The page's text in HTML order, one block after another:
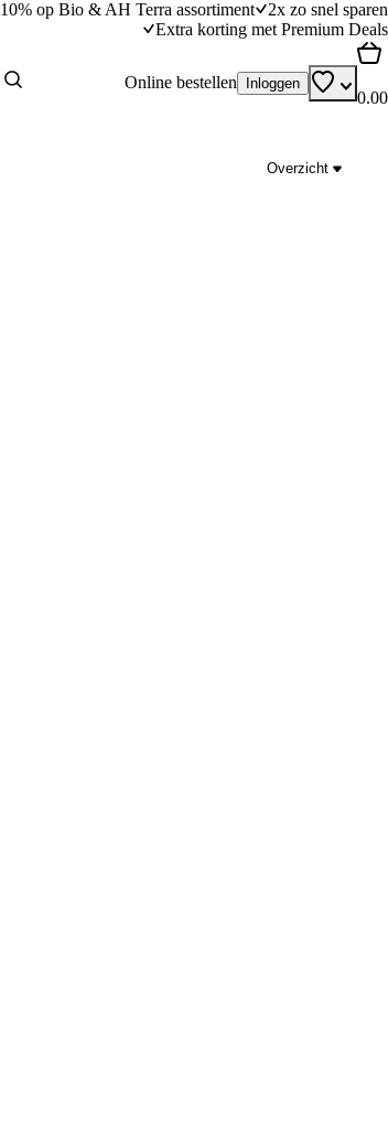
10% op Bio & AH Terra assortiment
2x zo snel sparen
Extra korting met Premium Deals
Online bestellen Inloggen
0.00
Overzicht